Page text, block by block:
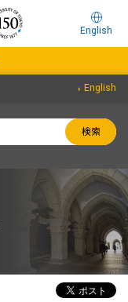
English
English
検索